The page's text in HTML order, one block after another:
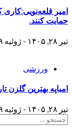
امیر قلعه‌نویی:کاری
حمایت کنند.
تیر ۲۸, ۱۴۰۵ - ژوئیه ۱۹, ۲۰۲۶
ورزشی
امباپه بهترین گلزن
تیر ۲۸, ۱۴۰۵ - ژوئیه ۱۹, ۲۰۲۶
جستجو